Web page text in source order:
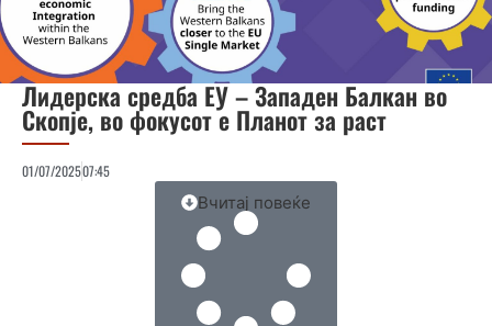
Лидерска средба ЕУ – Западен Балкан во
Скопје, во фокусот е Планот за раст
01/07/202507:45
Вчитај повеќе